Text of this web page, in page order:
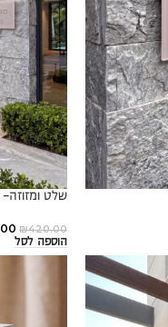
שלט ומזוזה-
₪420.00
הוספה לסל